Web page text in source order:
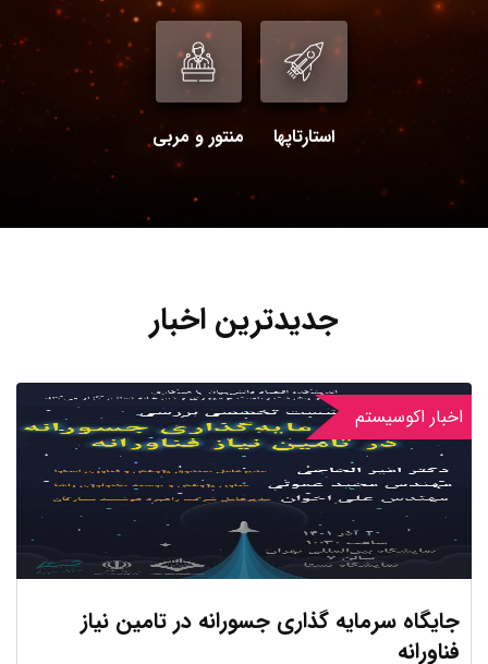
استارتاپها منتور و مربی
جدیدترین اخبار
اخبار اکوسیستم
جایگاه سرمایه گذاری جسورانه در تامین نیاز
فناورانه